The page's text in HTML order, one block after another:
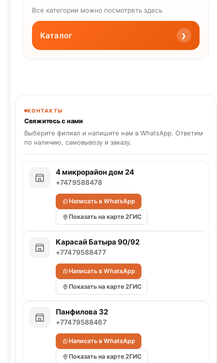
Все категории можно посмотреть здесь
Каталог ›
КОНТАКТЫ
Свяжитесь с нами
Выберите филиал и напишите нам в WhatsApp. Ответим
по наличию, самовывозу и заказу.
4 микрорайон дом 24
+7479588478
Написать в WhatsApp
Показать на карте 2ГИС
Карасай Батыра 90/92
+77479588477
Написать в WhatsApp
Показать на карте 2ГИС
Панфилова 32
+77479588467
Написать в WhatsApp
Показать на карте 2ГИС